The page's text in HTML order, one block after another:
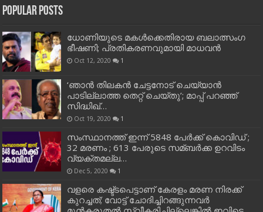
Popular Posts
ധോണിയുടെ മകള്‍ക്കെതിരായ ബലാത്സംഗ
ഭീഷണി; പ്രതികരണവുമായി മാധവന്‍
Oct 12, 2020 1
‘ഞാന്‍ തിലകന്‍ ചേട്ടനോട് ചെയ്യാന്‍
പാടില്ലാത്ത തെറ്റ് ചെയ്തു’; മാപ്പ് പറഞ്ഞ്
സിദ്ധിഖ്…
Oct 19, 2020 1
സംസ്ഥാനത്ത് ഇന്ന് 5848 പേര്‍ക്ക് കൊവി‌ഡ് ;
32 മരണം ; 613 പേരുടെ സമ്ബര്‍ക്ക ഉറവിടം
വ്യക്തമല്ല…
Dec 5, 2020 1
വളരെ കഷ്ട്ടപെട്ടാണ് കേരളം മരണ നിരക്ക്
കുറച്ചത്; വോട്ട് ചോദിച്ചിറങ്ങുന്നവർ